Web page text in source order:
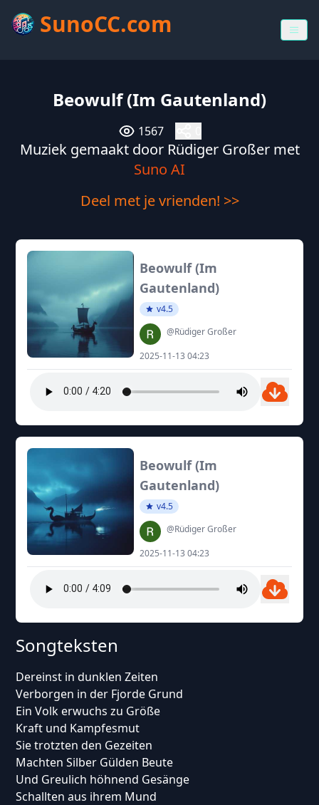
SunoCC.com
Beowulf (Im Gautenland)
1567
Muziek gemaakt door Rüdiger Großer met
Suno AI
Deel met je vrienden! >>
Beowulf (Im
Gautenland)
v4.5
@Rüdiger Großer
2025-11-13 04:23
Beowulf (Im
Gautenland)
v4.5
@Rüdiger Großer
2025-11-13 04:23
Songteksten
Dereinst in dunklen Zeiten
Verborgen in der Fjorde Grund
Ein Volk erwuchs zu Größe
Kraft und Kampfesmut
Sie trotzten den Gezeiten
Machten Silber Gülden Beute
Und Greulich höhnend Gesänge
Schallten aus ihrem Mund